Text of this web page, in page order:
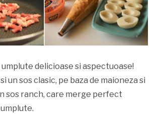
umplute delicioase si aspectuoase!
un sos clasic, pe baza de maioneza si
sos ranch, care merge perfect